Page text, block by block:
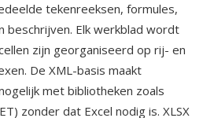
tekenreeksen, formules,
beschrijven. Elk werkblad wordt
zijn georganiseerd op rij- en
De XML-basis maakt
met bibliotheken zoals
zonder dat Excel nodig is. XLSX